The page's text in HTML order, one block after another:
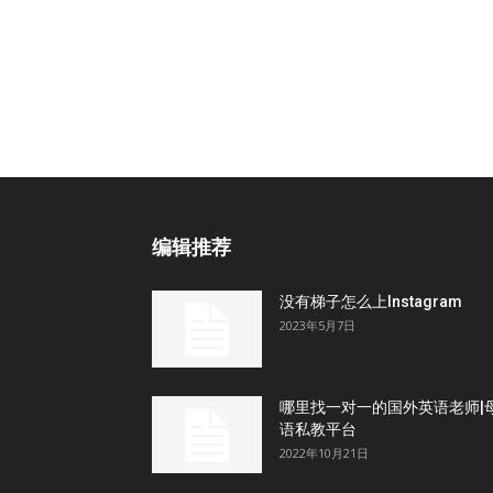
编辑推荐
没有梯子怎么上Instagram
2023年5月7日
哪里找一对一的国外英语老师|
语私教平台
2022年10月21日